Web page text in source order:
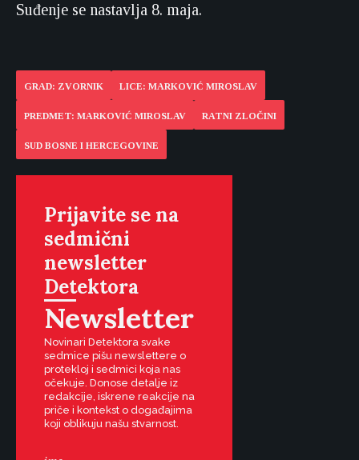
Suđenje se nastavlja 8. maja.
GRAD: ZVORNIK LICE: MARKOVIĆ MIROSLAV
PREDMET: MARKOVIĆ MIROSLAV RATNI ZLOČINI
SUD BOSNE I HERCEGOVINE
Prijavite se na
sedmični
newsletter
Detektora
Newsletter
Novinari Detektora svake
sedmice pišu newslettere o
protekloj i sedmici koja nas
očekuje. Donose detalje iz
redakcije, iskrene reakcije na
priče i kontekst o događajima
koji oblikuju našu stvarnost.